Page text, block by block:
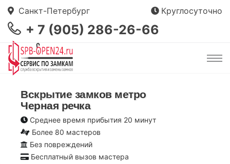
Санкт-Петербург Круглосуточно
+ 7 (905) 286-26-66
Вскрытие замков метро
Черная речка
Среднее время прибытия 20 минут
Более 80 мастеров
Без повреждений
Бесплатный вызов мастера